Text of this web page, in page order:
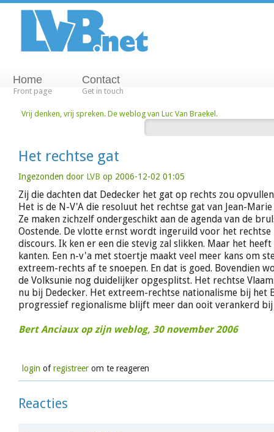
Home
Front page
Contact
Get in touch
Vrij denken, vrij spreken. De weblog van Luc Van Braekel.
Het rechtse gat
Ingezonden door LVB op 2006-12-02 01:05
Zij die dachten dat Dedecker het gat op rechts zou
Het is de N-V'A die resoluut het rechtse gat van Jean-
Ze maken zichzelf ondergeschikt aan de agenda van de
Oostende. De vlotte ernst wordt ingeruild voor het
discours. Ik ken er een die stevig zal slikken. Maar het
kanten. Een n-v'a met stoertje maakt veel meer kans om
extreem-rechts af te snoepen. En dat is goed. Bovendien
de Volksunie nog duidelijker opgesplitst. Het rechtse
nu bij Dedecker. Het extreem-rechtse nationalisme bij het
progressief regionalisme blijft meer dan ooit verankerd
Bert Anciaux op zijn weblog, 30 november 2006
login ofregistreerom te reageren
Reacties